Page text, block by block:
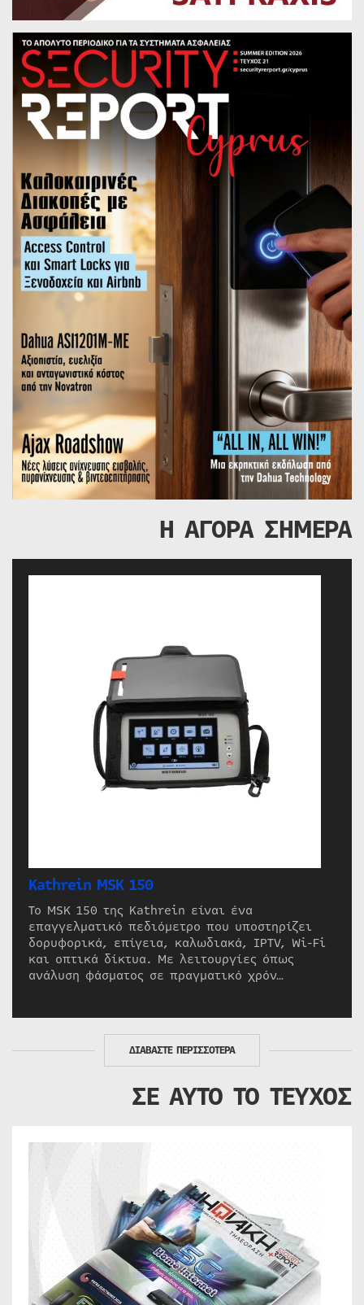
Η ΑΓΟΡΑ ΣΗΜΕΡΑ
Kathrein MSK 150
Το MSK 150 της Kathrein είναι ένα
επαγγελματικό πεδιόμετρο που υποστηρίζει
δορυφορικά, επίγεια, καλωδιακά, IPTV, Wi-Fi
και οπτικά δίκτυα. Με λειτουργίες όπως
ανάλυση φάσματος σε πραγματικό χρόν…
ΔΙΑΒΑΣΤΕ ΠΕΡΙΣΣΟΤΕΡΑ
ΣΕ ΑΥΤΟ ΤΟ ΤΕΥΧΟΣ